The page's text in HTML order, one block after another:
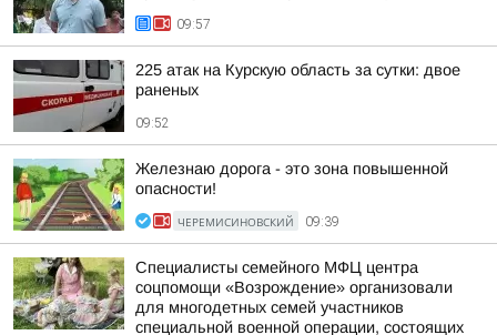
09:57
225 атак на Курскую область за сутки: двое
раненых
09:52
Железнаю дорога - это зона повышенной
опасности!
ЧЕРЕМИСИНОВСКИЙ 09:39
Специалисты семейного МФЦ центра
соцпомощи «Возрождение» организовали
для многодетных семей участников
специальной военной операции, состоящих